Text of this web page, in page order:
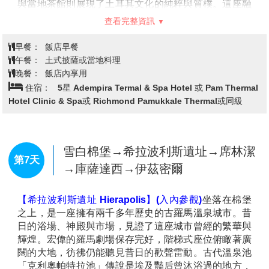
是日出或日落時分，鹽湖都展現出令人屏息的美景，是
攝影與放鬆身心的絕佳去處。
奇幻大地，以獨特的岩石地貌與童話般的景色聞名。風
蝕而成的「精靈煙囪」石柱、廣闊的洞穴城市，以及蜿
蜒的峽谷，構築出這片大自然的奇蹟。清晨時分，五彩
斑斕的熱氣球緩緩升空，在朝霞映照下點綴整片天空，
形成壯觀的景象。徒步穿越玫瑰谷與白色谷地，可以近
【土耳其玉石珠寶中心】中心陳列著各式各樣、琳瑯滿
目的寶石。傳說印地安人視土耳其石為聖石，而在歐洲
則流傳著這樣的說法：若將其作為禮物贈送他人，能夠
互相贈送時，更能帶來幸福與成功，因此成為旅人最理
想的護身石。
查看完整資訊
早餐：
飯店早餐
午餐：
鹽湖烤雞料理
晚餐：
飯店內享用
住宿：
5星Suhan Hotel 或 5星Nujelm Hotel 或同等級
第5天
旅(土耳其最美日出)→格雷姆露天博
物館、怪奇岩石(駱駝岩、烏其薩、獵
人谷) →凱馬克勒地下城
【贈送土耳其最熱門熱氣球之旅 Hot-Air Balloon
Cappadocia】
卡帕多奇亞熱氣球是來到土耳其不能錯過終生難忘的體
驗，這個壯觀的體驗讓你在清晨的第一縷陽光下，乘坐